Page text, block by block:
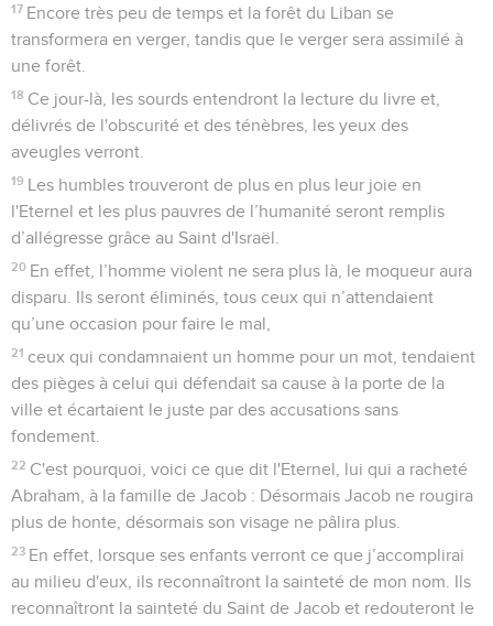
17 Encore très peu de temps et la forêt du Liban se
transformera en verger, tandis que le verger sera assimilé à
une forêt.
18 Ce jour-là, les sourds entendront la lecture du livre et,
délivrés de l'obscurité et des ténèbres, les yeux des
aveugles verront.
19 Les humbles trouveront de plus en plus leur joie en
l'Eternel et les plus pauvres de l’humanité seront remplis
d’allégresse grâce au Saint d'Israël.
20 En effet, l’homme violent ne sera plus là, le moqueur aura
disparu. Ils seront éliminés, tous ceux qui n’attendaient
qu’une occasion pour faire le mal,
21 ceux qui condamnaient un homme pour un mot, tendaient
des pièges à celui qui défendait sa cause à la porte de la
ville et écartaient le juste par des accusations sans
fondement.
22 C'est pourquoi, voici ce que dit l'Eternel, lui qui a racheté
Abraham, à la famille de Jacob : Désormais Jacob ne rougira
plus de honte, désormais son visage ne pâlira plus.
23 En effet, lorsque ses enfants verront ce que j’accomplirai
au milieu d'eux, ils reconnaîtront la sainteté de mon nom. Ils
reconnaîtront la sainteté du Saint de Jacob et redouteront le